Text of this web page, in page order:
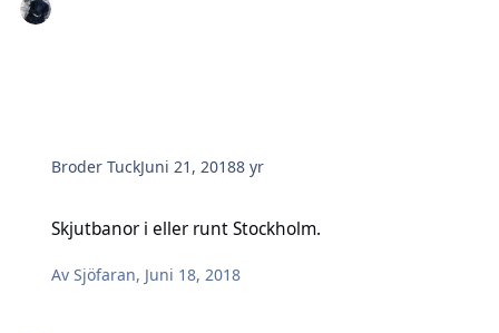
Broder TuckJuni 21, 20188 yr
Skjutbanor i eller runt Stockholm.
AvSjöfaran, Juni 18, 2018